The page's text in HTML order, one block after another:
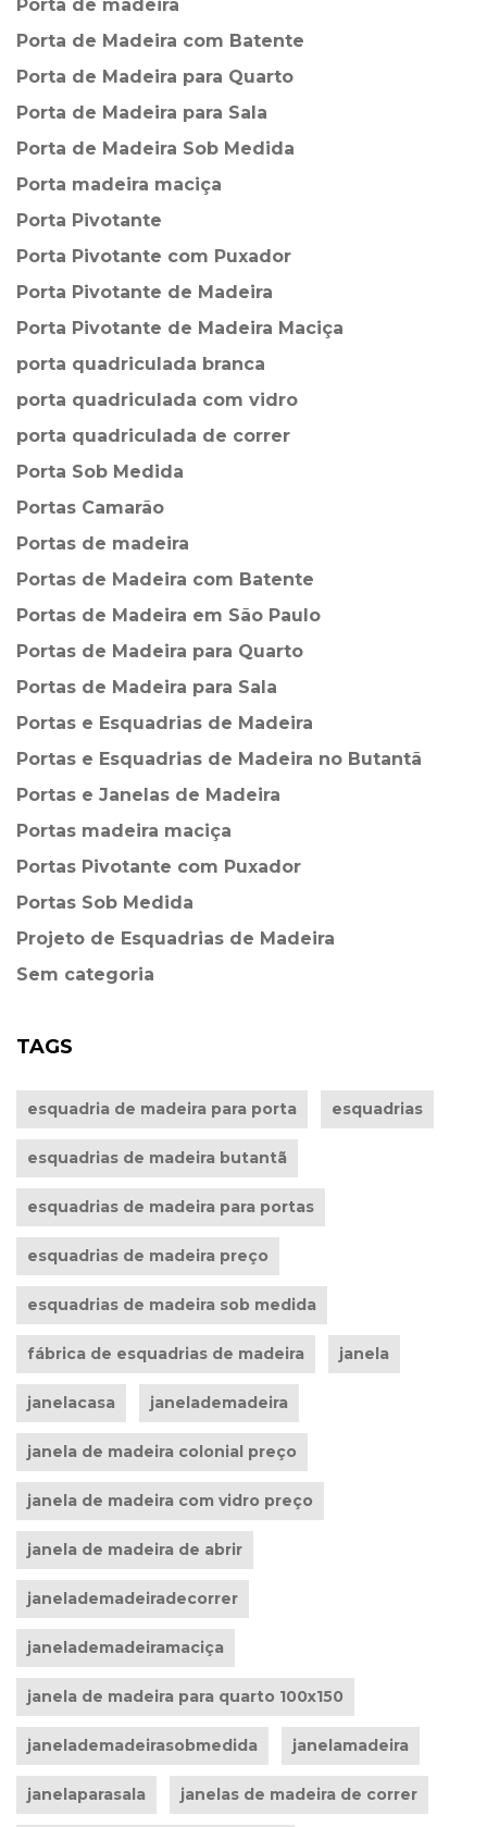
Porta de madeira
Porta de Madeira com Batente
Porta de Madeira para Quarto
Porta de Madeira para Sala
Porta de Madeira Sob Medida
Porta madeira maciça
Porta Pivotante
Porta Pivotante com Puxador
Porta Pivotante de Madeira
Porta Pivotante de Madeira Maciça
porta quadriculada branca
porta quadriculada com vidro
porta quadriculada de correr
Porta Sob Medida
Portas Camarão
Portas de madeira
Portas de Madeira com Batente
Portas de Madeira em São Paulo
Portas de Madeira para Quarto
Portas de Madeira para Sala
Portas e Esquadrias de Madeira
Portas e Esquadrias de Madeira no Butantã
Portas e Janelas de Madeira
Portas madeira maciça
Portas Pivotante com Puxador
Portas Sob Medida
Projeto de Esquadrias de Madeira
Sem categoria
TAGS
esquadria de madeira para porta esquadrias
esquadrias de madeira butantã
esquadrias de madeira para portas
esquadrias de madeira preço
esquadrias de madeira sob medida
fábrica de esquadrias de madeira janela
janelacasa janelademadeira
janela de madeira colonial preço
janela de madeira com vidro preço
janela de madeira de abrir
janelademadeiradecorrer
janelademadeiramaciça
janela de madeira para quarto 100x150
janelademadeirasobmedida janelamadeira
janelaparasala janelas de madeira de correr